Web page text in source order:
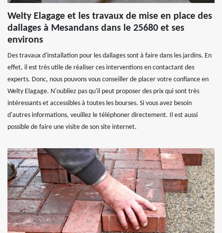
Welty Elagage et les travaux de mise en place des
dallages à Mesandans dans le 25680 et ses
environs
Des travaux d'installation pour les dallages sont à faire dans les jardins. En
effet, il est très utile de réaliser ces interventions en contactant des
experts. Donc, nous pouvons vous conseiller de placer votre confiance en
Welty Elagage. N'oubliez pas qu'il peut proposer des prix qui sont très
intéressants et accessibles à toutes les bourses. Si vous avez besoin
d'autres informations, veuillez le téléphoner directement. Il est aussi
possible de faire une visite de son site internet.